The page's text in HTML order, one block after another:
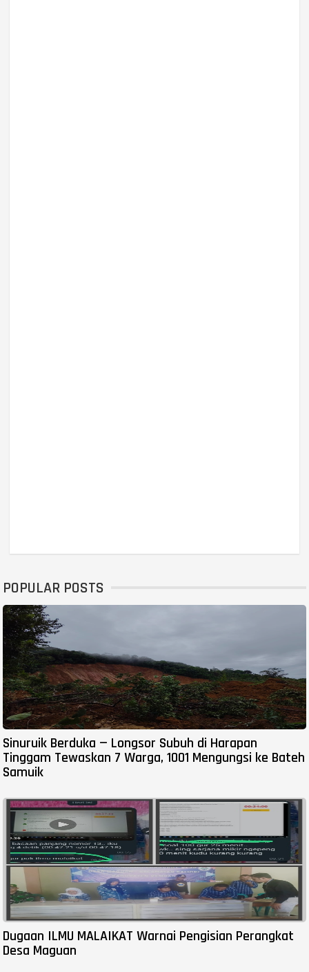
POPULAR POSTS
Sinuruik Berduka — Longsor Subuh di Harapan
Tinggam Tewaskan 7 Warga, 1001 Mengungsi ke Bateh
Samuik
Dugaan ILMU MALAIKAT Warnai Pengisian Perangkat
Desa Maguan